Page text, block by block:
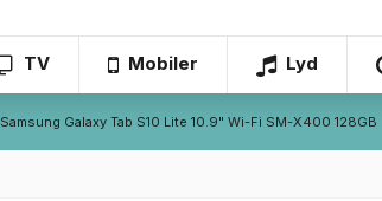
TV Mobiler Lyd
Samsung Galaxy Tab S10 Lite 10.9" Wi-Fi SM-X400 128GB